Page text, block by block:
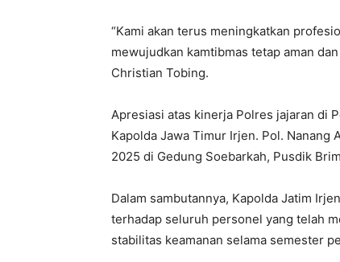
“Kami akan terus meningkatkan
mewujudkan kamtibmas tetap aman
Christian Tobing.
Apresiasi atas kinerja Polres jajaran di
Kapolda Jawa Timur Irjen. Pol. Nanang
2025 di Gedung Soebarkah, Pusdik
Dalam sambutannya, Kapolda Jatim
terhadap seluruh personel yang telah
stabilitas keamanan selama semester